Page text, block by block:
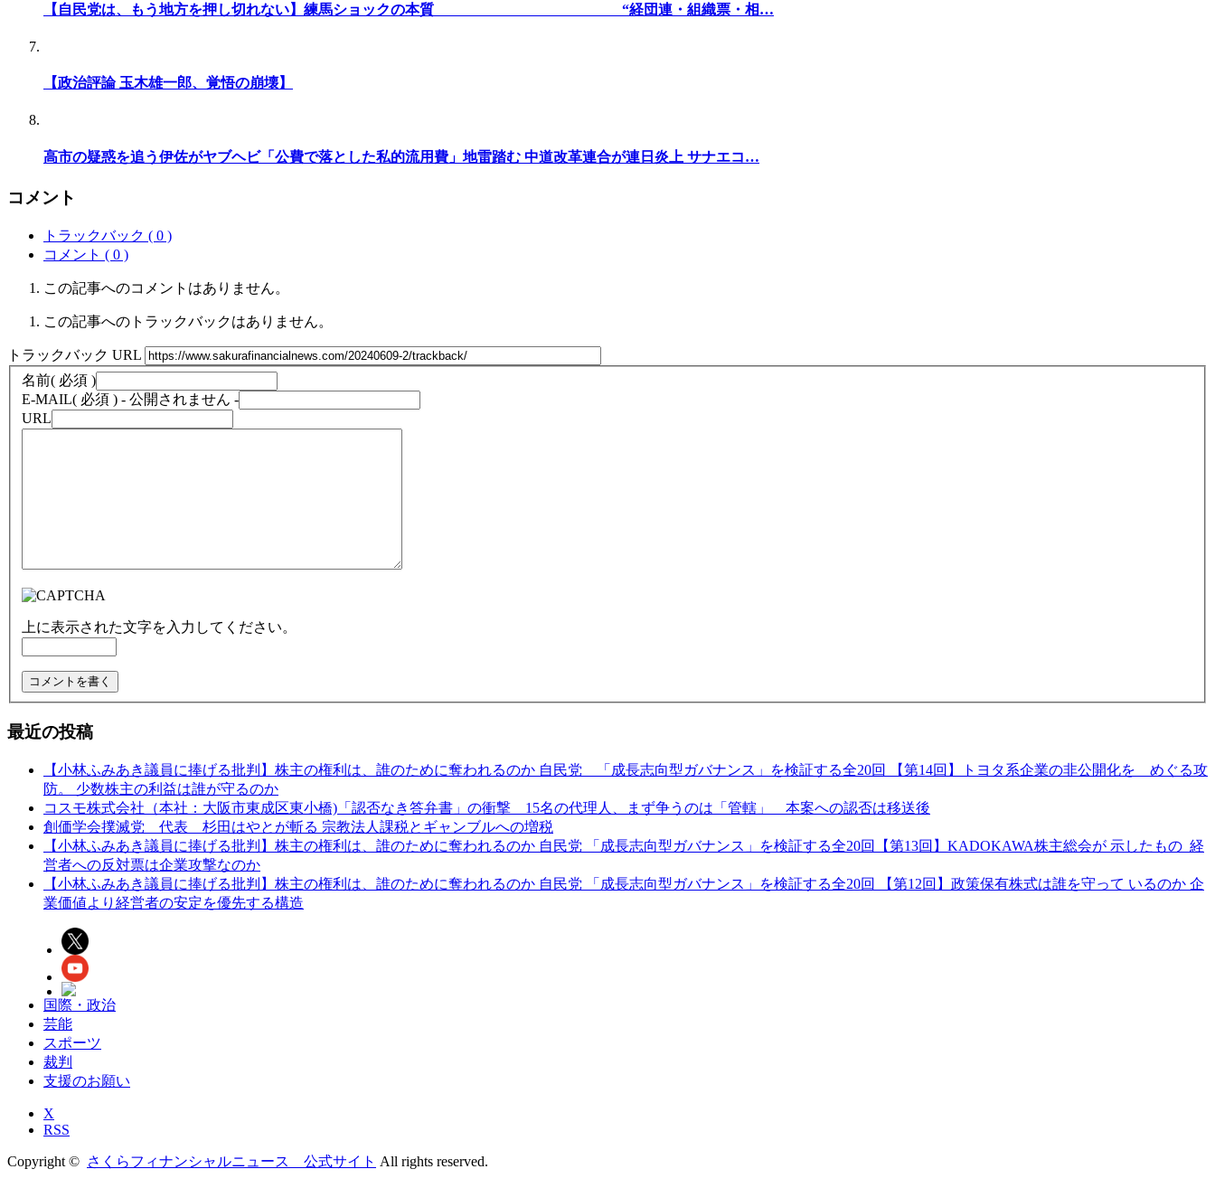
【自民党は、もう地方を押し切れない】練馬ショックの本質 “経団連・組織票・相…
【政治評論 玉木雄一郎、覚悟の崩壊】
高市の疑惑を追う伊佐がヤブヘビ「公費で落とした私的流用費」地雷踏む 中道改革連合が連日炎上 サナエコ…
コメント
トラックバック ( 0 )
コメント ( 0 )
この記事へのコメントはありません。
この記事へのトラックバックはありません。
トラックバック URL
名前( 必須 )
E-MAIL( 必須 ) - 公開されません -
URL
上に表示された文字を入力してください。
最近の投稿
【小林ふみあき議員に捧げる批判】株主の権利は、誰のために奪われるのか 自民党 「成長志向型ガバナンス」を検証する全20回 【第14回】トヨタ系企業の非公開化を めぐる攻
防。 少数株主の利益は誰が守るのか
コスモ株式会社（本社：大阪市東成区東小橋)「認否なき答弁書」の衝撃 15名の代理人、まず争うのは「管轄」 本案への認否は移送後
創価学会撲滅党 代表 杉田はやとが斬る 宗教法人課税とギャンブルへの増税
【小林ふみあき議員に捧げる批判】株主の権利は、誰のために奪われるのか 自民党 「成長志向型ガバナンス」を検証する全20回【第13回】KADOKAWA株主総会が 示したもの 経
営者への反対票は企業攻撃なのか
【小林ふみあき議員に捧げる批判】株主の権利は、誰のために奪われるのか 自民党 「成長志向型ガバナンス」を検証する全20回 【第12回】政策保有株式は誰を守って いるのか 企
業価値より経営者の安定を優先する構造
国際・政治
芸能
スポーツ
裁判
支援のお願い
X
RSS
Copyright © さくらフィナンシャルニュース 公式サイト All rights reserved.